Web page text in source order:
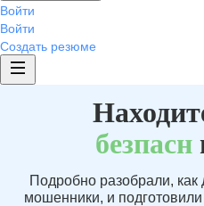
Войти
Войти
Создать резюме
безпасн
Подробно разобрали, как
мошенники, и